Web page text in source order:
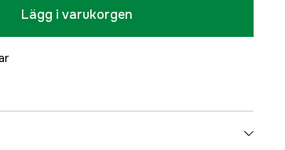
Lägg i varukorgen